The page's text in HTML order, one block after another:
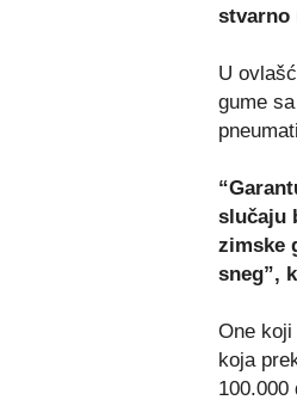
stvarno
U
gume
slučaju
zimske
sneg”,
One
koja
100.000